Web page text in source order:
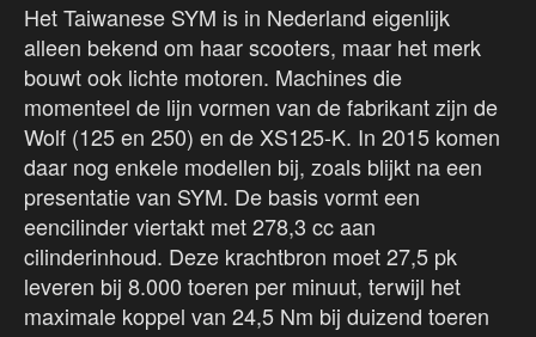
Het Taiwanese SYM is in Nederland eigenlijk
alleen bekend om haar scooters, maar het merk
bouwt ook lichte motoren. Machines die
momenteel de lijn vormen van de fabrikant zijn de
Wolf (125 en 250) en de XS125-K. In 2015 komen
daar nog enkele modellen bij, zoals blijkt na een
presentatie van SYM. De basis vormt een
eencilinder viertakt met 278,3 cc aan
cilinderinhoud. Deze krachtbron moet 27,5 pk
leveren bij 8.000 toeren per minuut, terwijl het
maximale koppel van 24,5 Nm bij duizend toeren